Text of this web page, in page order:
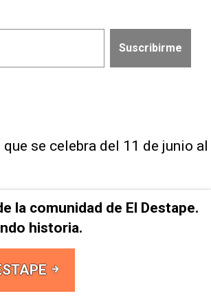
se celebra del ⁠11 de junio al
la comunidad de El Destape.
historia.